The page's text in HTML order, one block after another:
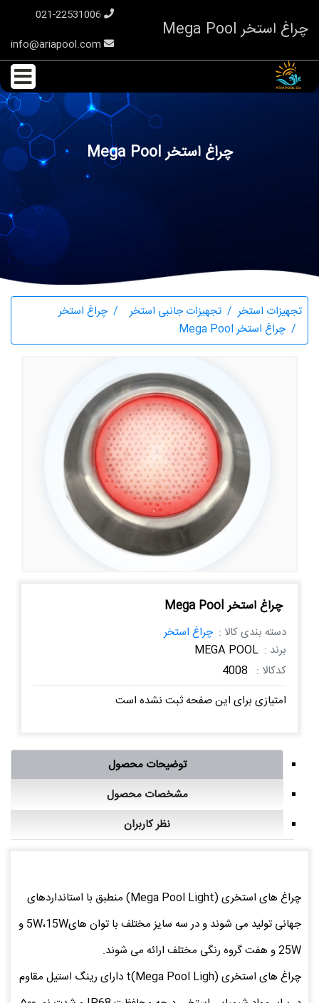
چراغ استخر Mega Pool
چراغ استخر Mega Pool
تجهیزات استخر تجهیزات جانبی استخر
چراغ استخر
چراغ استخر Mega Pool
چراغ استخر Mega Pool
دسته بندی کالا : چراغ استخر
برند : MEGA POOL
کدکالا : 4008
امتیازی برای این صفحه ثبت نشده است
توضیحات محصول
مشخصات محصول
نظر کاربران
چراغ های استخری (Mega Pool Light) منطبق با استانداردهای
جهانی تولید می شوند و در سه سایز مختلف با توان های5W،15W و
25W و هفت گروه رنگی مختلف ارائه می شوند.
چراغ های استخری (Mega Pool Ligh)t دارای رینگ استیل مقاوم